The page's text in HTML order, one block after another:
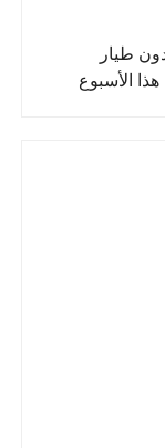
طيار
الأسبوع